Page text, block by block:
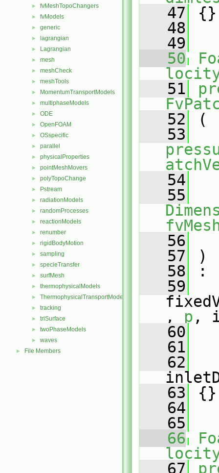
► fvMeshTopoChangers
► fvModels
► generic
► lagrangian
► Lagrangian
► mesh
► meshCheck
► meshTools
► MomentumTransportModels
► multiphaseModels
► ODE
► OpenFOAM
► OSspecific
► parallel
► physicalProperties
► pointMeshMovers
► polyTopoChange
► Pstream
► radiationModels
► randomProcesses
► reactionModels
► renumber
► rigidBodyMotion
► sampling
► specieTransfer
► surfMesh
► thermophysicalModels
► ThermophysicalTransportModels
► tracking
► triSurface
► twoPhaseModels
► waves
► File Members
   47
{}
   48
   49
   50
   51
   52
(
   53
   54
   55
   56
   57
)
   58
:
   59
, p ,
   60
   61
   62
   63
{}
   64
   65
   66
   67